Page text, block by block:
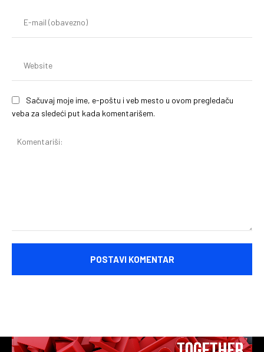
Sačuvaj moje ime, e-poštu i veb mesto u ovom pregledaču
veba za sledeći put kada komentarišem.